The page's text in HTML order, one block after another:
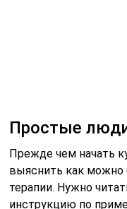
отзывы людей,
сидячая работа.
В целом, отзывы о
большинстве своём
эффективность